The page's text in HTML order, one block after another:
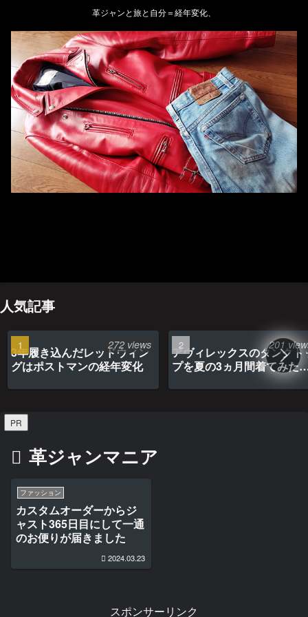
革ジャンと旅と自分＝経年変化、
人気記事
3年履き込んだレッドウィン
グはポストマンの経年変化
272 views
アヴィレックスのタンクト
プを夏の3ヵ月間着てみた
201
PR
革ジャンマニア
ファッション
カスタムオーダーからジ
ャスト365日目にして一通
のお便りが届きました
2024.03.23
スポンサーリンク